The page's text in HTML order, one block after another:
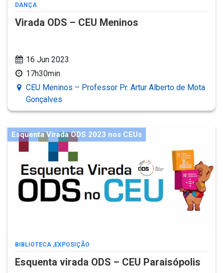
DANÇA
Virada ODS – CEU Meninos
16 Jun 2023
17h30min
CEU Meninos – Professor Pr. Artur Alberto de Mota
Gonçalves
Esquenta Virada ODS 2023 nos CEUs
BIBLIOTECA ,EXPOSIÇÃO
Esquenta virada ODS – CEU Paraisópolis